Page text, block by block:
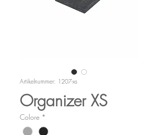
Artikelnummer: 1207-xs
Organizer XS
Colore *